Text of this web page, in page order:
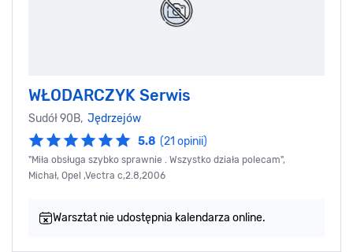
WŁODARCZYK Serwis
Sudół 90B, Jędrzejów
5.8 (21 opinii)
"Miła obsługa szybko sprawnie . Wszystko działa polecam",
Michał, Opel ,Vectra c,2.8,2006
Warsztat nie udostępnia kalendarza online.